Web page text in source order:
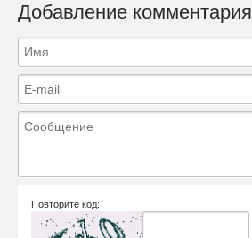
Добавление комментария
Повторите код: